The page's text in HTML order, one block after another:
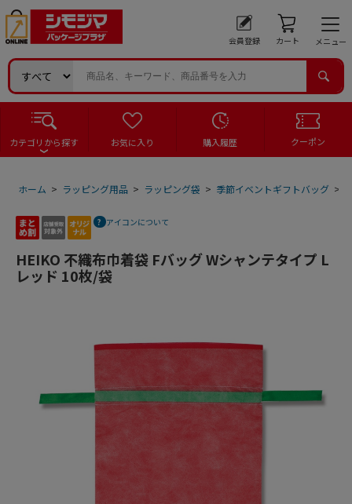
会員登録 カート メニュー
カテゴリから探す お気に入り 購入履歴 クーポン
ホーム > ラッピング用品 > ラッピング袋 > 季節イベントギフトバッグ >
アイコンについて
HEIKO 不織布巾着袋 Fバッグ Wシャンテタイプ L
レッド 10枚/袋